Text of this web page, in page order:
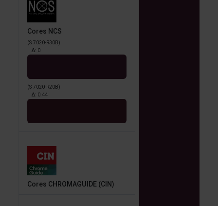
Cores NCS
(S 7020-R30B)
Δ: 0
(S 7020-R20B)
Δ: 0.44
Cores CHROMAGUIDE (CIN)